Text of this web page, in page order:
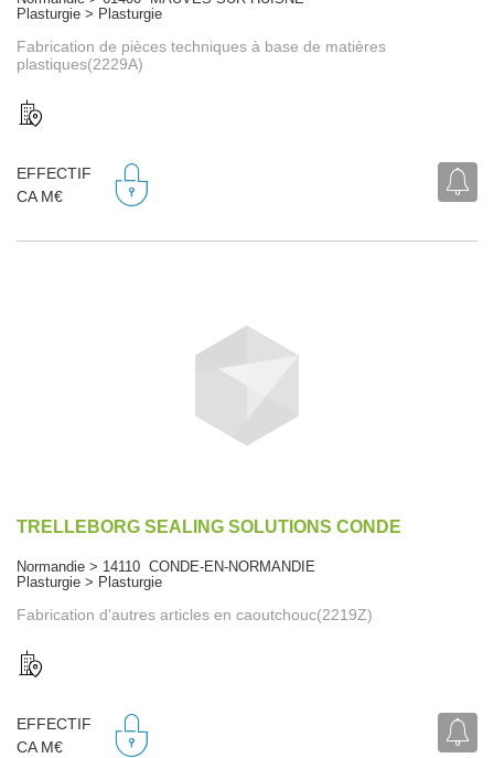
Plasturgie > Plasturgie
Fabrication de pièces techniques à base de matières
plastiques(2229A)
EFFECTIF
CA M€
TRELLEBORG SEALING SOLUTIONS CONDE
Normandie > 14110 CONDE-EN-NORMANDIE
Plasturgie > Plasturgie
Fabrication d'autres articles en caoutchouc(2219Z)
EFFECTIF
CA M€